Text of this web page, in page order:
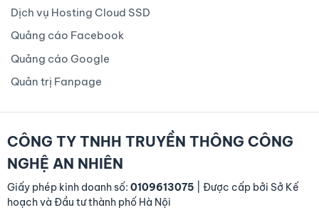
Dịch vụ Hosting Cloud SSD
Quảng cáo Facebook
Quảng cáo Google
Quản trị Fanpage
CÔNG TY TNHH TRUYỀN THÔNG CÔNG
NGHỆ AN NHIÊN
Giấy phép kinh doanh số: 0109613075 | Được cấp bởi Sở Kế
hoạch và Đầu tư thành phố Hà Nội